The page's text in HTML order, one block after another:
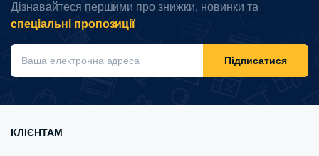
Дізнавайтеся першими про знижки, новинки та
спеціальні пропозиції
Підписатися
КЛІЄНТАМ